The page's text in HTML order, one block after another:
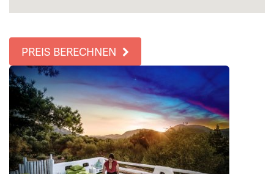
PREIS BERECHNEN